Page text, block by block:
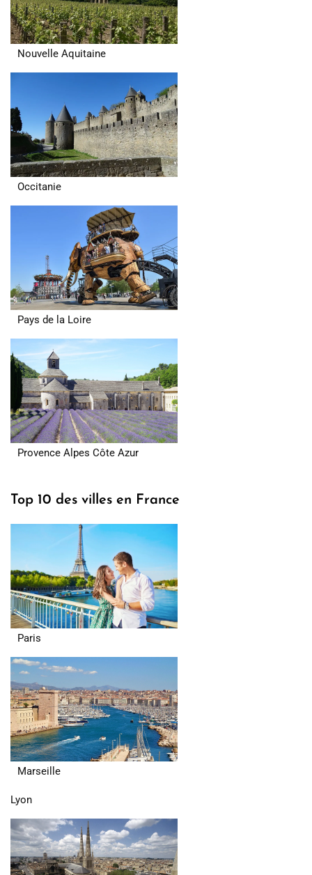
Nouvelle Aquitaine
Occitanie
Pays de la Loire
Provence Alpes Côte Azur
Top 10 des villes en France
Paris
Marseille
Lyon